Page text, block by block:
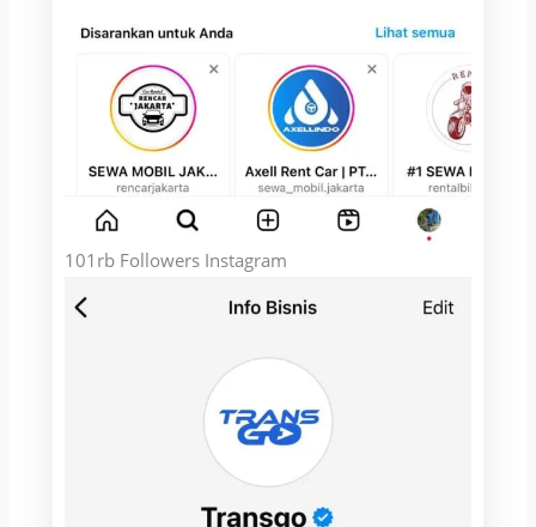
101rb Followers Instagram